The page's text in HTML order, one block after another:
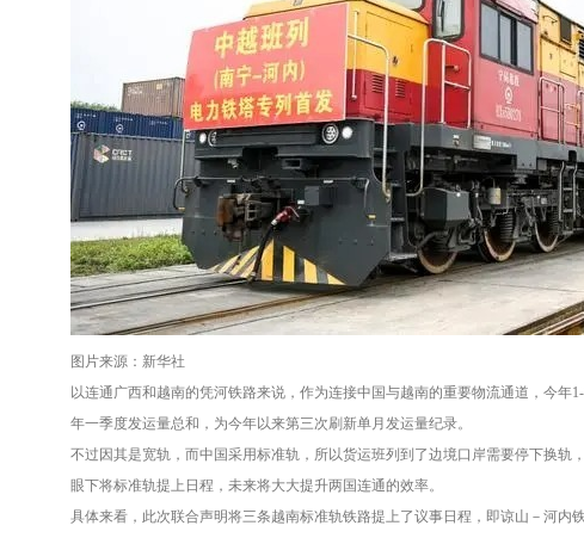
图片来源：新华社
以连通广西和越南的凭河铁路来说，作为连接中国与越南的重要物流通道，今年
年一季度发运量总和，为今年以来第三次刷新单月发运量纪录。
不过因其是宽轨，而中国采用标准轨，所以货运班列到了边境口岸需要停下换轨
眼下将标准轨提上日程，未来将大大提升两国连通的效率。
具体来看，此次联合声明将三条越南标准轨铁路提上了议事日程，即谅山－河